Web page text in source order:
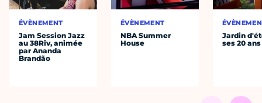
ÉVÈNEMENT
Jam Session Jazz
au 38Riv, animée
par Ananda
Brandão
ÉVÈNEMENT
NBA Summer
House
Jardin
ses 20 ans